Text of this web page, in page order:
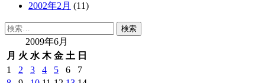
2002年2月 (11)
検
2009年6月
月 火 水 木 金 土 日
1
2 3 4 5 6
7